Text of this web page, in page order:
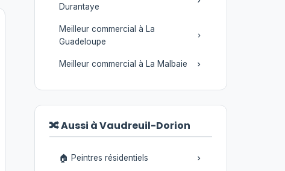
Durantaye
Meilleur commercial à La
Guadeloupe
Meilleur commercial à La Malbaie
🔀 Aussi à Vaudreuil-Dorion
🏠 Peintres résidentiels